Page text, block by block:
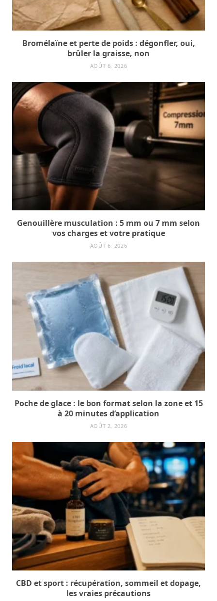
Bromélaïne et perte de poids : dégonfler, oui,
brûler la graisse, non
AOÛT 6, 2026
Genouillère musculation : 5 mm ou 7 mm selon
vos charges et votre pratique
AOÛT 6, 2026
Poche de glace : le bon format selon la zone et 15
à 20 minutes d’application
AOÛT 2, 2026
CBD et sport : récupération, sommeil et dopage,
les vraies précautions